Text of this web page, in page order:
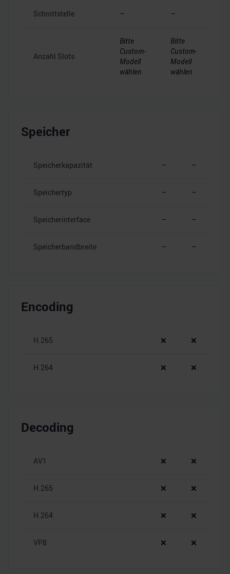
Schnittstelle – –
Anzahl Slots
Bitte
Custom-
Modell
wählen
Bitte
Custom-
Modell
wählen
Speicher
Speicherkapazität – –
Speichertyp – –
Speicherinterface – –
Speicherbandbreite – –
Encoding
H.265 ❌ ❌
H.264 ❌ ❌
Decoding
AV1 ❌ ❌
H.265 ❌ ❌
H.264 ❌ ❌
VP8 ❌ ❌